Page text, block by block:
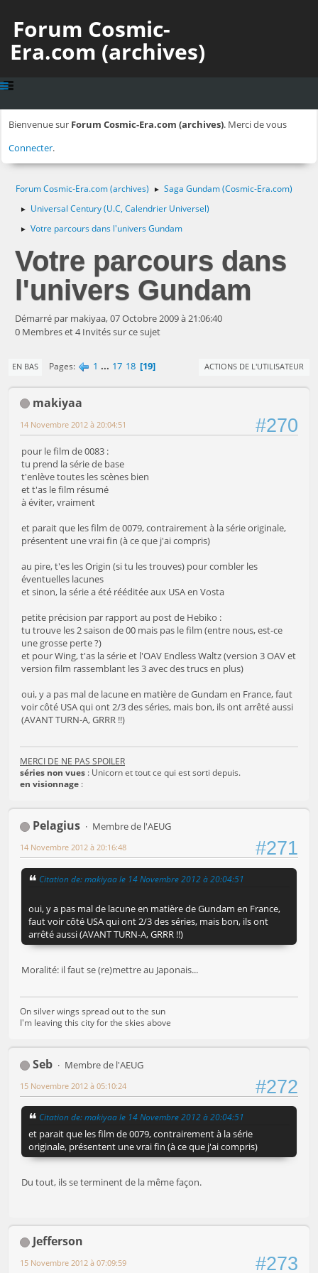
Forum Cosmic-
Era.com (archives)
Bienvenue sur Forum Cosmic-Era.com (archives). Merci de vous
Connecter.
Forum Cosmic-Era.com (archives) ► Saga Gundam (Cosmic-Era.com)
► Universal Century (U.C, Calendrier Universel)
► Votre parcours dans l'univers Gundam
Votre parcours dans
l'univers Gundam
Démarré par makiyaa, 07 Octobre 2009 à 21:06:40
0 Membres et 4 Invités sur ce sujet
EN BAS Pages 1 ... 17 18 19 ACTIONS DE L'UTILISATEUR
makiyaa
#270
14 Novembre 2012 à 20:04:51
pour le film de 0083 :
tu prend la série de base
t'enlève toutes les scènes bien
et t'as le film résumé
à éviter, vraiment
et parait que les film de 0079, contrairement à la série originale,
présentent une vrai fin (à ce que j'ai compris)
au pire, t'es les Origin (si tu les trouves) pour combler les
éventuelles lacunes
et sinon, la série a été rééditée aux USA en Vosta
petite précision par rapport au post de Hebiko :
tu trouve les 2 saison de 00 mais pas le film (entre nous, est-ce
une grosse perte ?)
et pour Wing, t'as la série et l'OAV Endless Waltz (version 3 OAV et
version film rassemblant les 3 avec des trucs en plus)
oui, y a pas mal de lacune en matière de Gundam en France, faut
voir côté USA qui ont 2/3 des séries, mais bon, ils ont arrêté aussi
(AVANT TURN-A, GRRR !!)
MERCI DE NE PAS SPOILER
séries non vues : Unicorn et tout ce qui est sorti depuis.
en visionnage :
Pelagius Membre de l'AEUG
#271
14 Novembre 2012 à 20:16:48
Citation de: makiyaa le 14 Novembre 2012 à 20:04:51
oui, y a pas mal de lacune en matière de Gundam en France,
faut voir côté USA qui ont 2/3 des séries, mais bon, ils ont
arrêté aussi (AVANT TURN-A, GRRR !!)
Moralité: il faut se (re)mettre au Japonais...
On silver wings spread out to the sun
I'm leaving this city for the skies above
Seb Membre de l'AEUG
#272
15 Novembre 2012 à 05:10:24
Citation de: makiyaa le 14 Novembre 2012 à 20:04:51
et parait que les film de 0079, contrairement à la série
originale, présentent une vrai fin (à ce que j'ai compris)
Du tout, ils se terminent de la même façon.
Jefferson
#273
15 Novembre 2012 à 07:09:59